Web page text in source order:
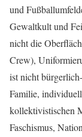
und
Gewaltkult und
nicht die
Crew),
ist nicht
Familie,
kollektivistischen
Faschismus,